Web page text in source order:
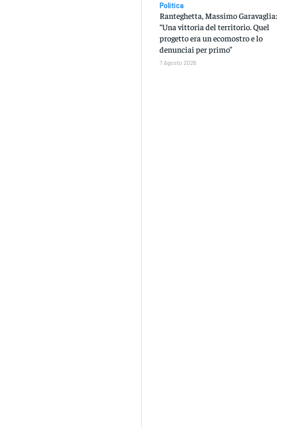
Politica
Ranteghetta, Massimo Garavaglia:
“Una vittoria del territorio. Quel
progetto era un ecomostro e lo
denunciai per primo”
7 Agosto 2026